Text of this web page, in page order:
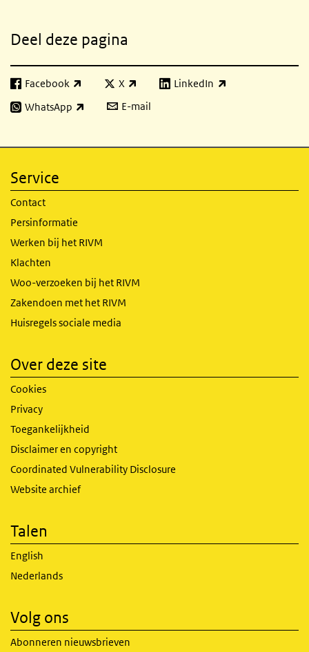
Deel deze pagina
Facebook
(externe link) X
(externe link) LinkedIn
(externe link)
WhatsApp
(externe link) E-mail
Service
Contact
Persinformatie
Werken bij het RIVM
Klachten
Woo-verzoeken bij het RIVM
Zakendoen met het RIVM
Huisregels sociale media
Over deze site
Cookies
Privacy
Toegankelijkheid
Disclaimer en copyright
Coordinated Vulnerability Disclosure
Website archief
Talen
English
Nederlands
Volg ons
Abonneren nieuwsbrieven